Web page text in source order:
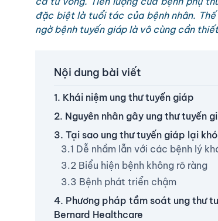
đặc biệt là tuổi tác của bệnh nhân.
ngờ bệnh tuyến giáp là vô cùng cần
Nội dung bài viết
1. Khái niệm ung thư tuyến giáp
2. Nguyên nhân gây ung thư tuyến
3. Tại sao ung thư tuyến giáp lại
3.1 Dễ nhầm lẫn với các bệnh lý
3.2 Biểu hiện bệnh không rõ ràng
3.3 Bệnh phát triển chậm
4. Phương pháp tầm soát ung thư
Bernard Healthcare